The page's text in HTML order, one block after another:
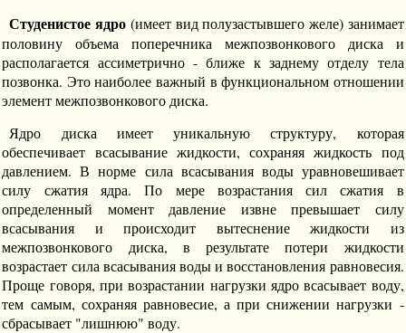
Студенистое ядро (имеет вид полузастывшего желе) занимает
половину объема поперечника межпозвонкового диска и
располагается ассиметрично - ближе к заднему отделу тела
позвонка. Это наиболее важный в функциональном отношении
элемент межпозвонкового диска.
Ядро диска имеет уникальную структуру, которая
обеспечивает всасывание жидкости, сохраняя жидкость под
давлением. В норме сила всасывания воды уравновешивает
силу сжатия ядра. По мере возрастания сил сжатия в
определенный момент давление извне превышает силу
всасывания и происходит вытеснение жидкости из
межпозвонкового диска, в результате потери жидкости
возрастает сила всасывания воды и восстановления равновесия.
Проще говоря, при возрастании нагрузки ядро всасывает воду,
тем самым, сохраняя равновесие, а при снижении нагрузки -
сбрасывает "лишнюю" воду.